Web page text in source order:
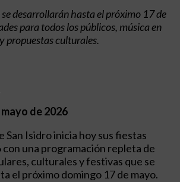
desarrollarán hasta el próximo 17 de
para todos los públicos, música en
propuestas culturales.
de 2026
San Isidro inicia hoy sus fiestas
una programación repleta de
culturales y festivas que se
el próximo domingo 17 de mayo.